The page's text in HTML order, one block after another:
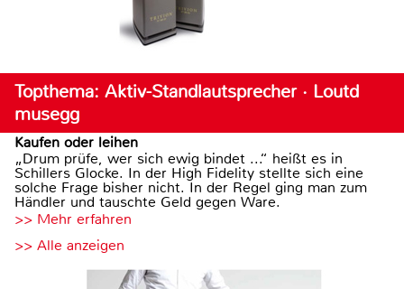
Topthema: Aktiv-Standlautsprecher · Loutd
musegg
Kaufen oder leihen
„Drum prüfe, wer sich ewig bindet ...“ heißt es in
Schillers Glocke. In der High Fidelity stellte sich eine
solche Frage bisher nicht. In der Regel ging man zum
Händler und tauschte Geld gegen Ware.
>> Mehr erfahren
>> Alle anzeigen